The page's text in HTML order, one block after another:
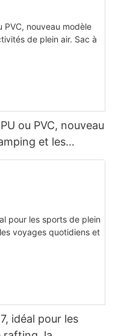
ou PVC, nouveau
et les
étanche pour le
idéal pour les